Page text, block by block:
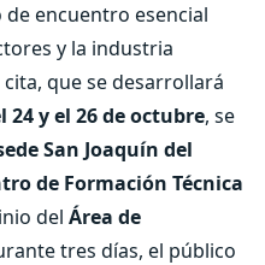
encuentro esencial
y la industria
que se desarrollará
y el 26 de octubre, se
San Joaquín del
de Formación Técnica
del Área de
tres días, el público